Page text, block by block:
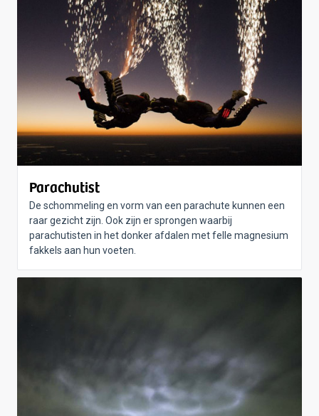
Parachutist
De schommeling en vorm van een parachute kunnen een
raar gezicht zijn. Ook zijn er sprongen waarbij
parachutisten in het donker afdalen met felle magnesium
fakkels aan hun voeten.